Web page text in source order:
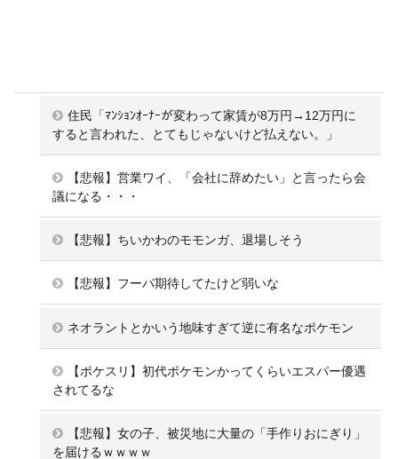
住民「ﾏﾝｼｮﾝｵｰﾅｰが変わって家賃が8万円→12万円に
すると言われた、とてもじゃないけど払えない。」
【悲報】営業ワイ、「会社に辞めたい」と言ったら会
議になる・・・
【悲報】ちいかわのモモンガ、退場しそう
【悲報】フーパ期待してたけど弱いな
ネオラントとかいう地味すぎて逆に有名なポケモン
【ポケスリ】初代ポケモンかってくらいエスパー優遇
されてるな
【悲報】女の子、被災地に大量の「手作りおにぎり」
を届けるｗｗｗｗ